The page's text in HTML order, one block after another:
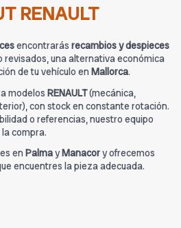
RENAULT
encontrarás recambios y despieces
revisados, una alternativa económica
de tu vehículo en Mallorca.
modelos RENAULT(mecánica,
con stock en constante rotación.
o referencias, nuestro equipo
compra.
en PalmayManacory ofrecemos
encuentres la pieza adecuada.